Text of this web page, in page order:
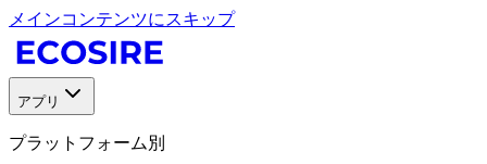
メインコンテンツにスキップ
アプリ
プラットフォーム別